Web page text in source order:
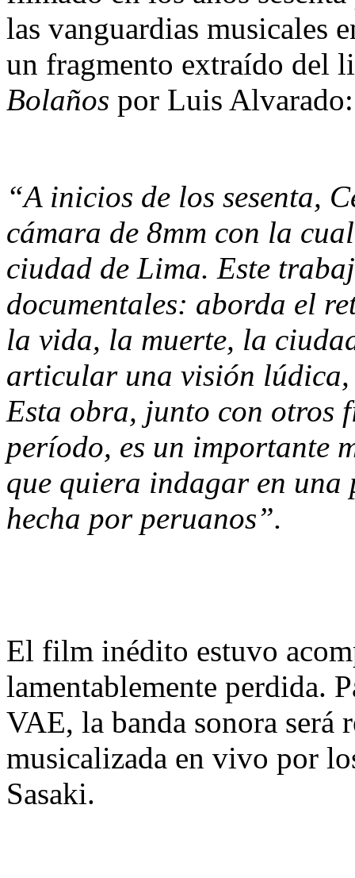
las vanguardias musicales
un fragmento extraído del
Bolaños por Luis Alvarado:
“A inicios de los sesenta,
cámara de 8mm con la
ciudad de Lima. Este
documentales: aborda el
la vida, la muerte, la
articular una visión lúdica,
Esta obra, junto con otros
período, es un importante
que quiera indagar en
hecha por peruanos”.
El film inédito estuvo
lamentablemente perdida.
VAE, la banda sonora será
musicalizada en vivo por
Sasaki.